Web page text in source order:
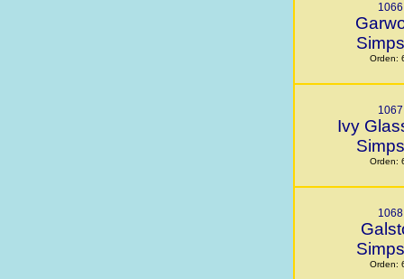
1066
Orden:
1067
Ivy
Orden:
1068
Orden: